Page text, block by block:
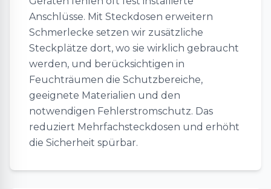
Anschlüsse. Mit Steckdosen erweitern
Schmerlecke setzen wir zusätzliche
Steckplätze dort, wo sie wirklich gebraucht
werden, und berücksichtigen in
Feuchträumen die Schutzbereiche,
geeignete Materialien und den
notwendigen Fehlerstromschutz. Das
reduziert Mehrfachsteckdosen und erhöht
die Sicherheit spürbar.